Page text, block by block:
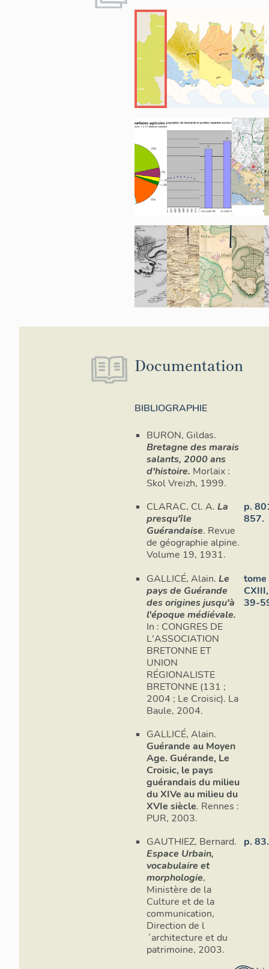
Documentation
BIBLIOGRAPHIE
BURON, Gildas.
Bretagne des marais
salants, 2000 ans
d'histoire. Morlaix :
Skol Vreizh, 1999.
CLARAC, Cl. A. La
presqu'île
Guérandaise. Revue
de géographie alpine.
Volume 19, 1931.
p.
857.
GALLICÉ, Alain. Le
pays de Guérande
des origines jusqu'à
l'époque médiévale.
In : CONGRES DE
L'ASSOCIATION
BRETONNE ET
UNION
RÉGIONALISTE
BRETONNE (131 ;
2004 ; Le Croisic). La
Baule, 2004.
tome
39-
GALLICÉ, Alain.
Guérande au Moyen
Age. Guérande, Le
Croisic, le pays
guérandais du milieu
du XIVe au milieu du
XVIe siècle. Rennes :
PUR, 2003.
GAUTHIEZ, Bernard.
Espace Urbain,
vocabulaire et
morphologie,
Ministère de la
Culture et de la
communication,
Direction de l
´architecture et du
patrimoine, 2003.
p. 83.